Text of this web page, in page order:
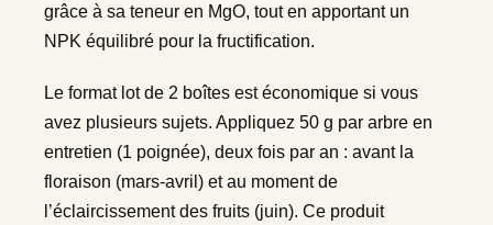
grâce à sa teneur en MgO, tout en apportant un
NPK équilibré pour la fructification.
Le format lot de 2 boîtes est économique si vous
avez plusieurs sujets. Appliquez 50 g par arbre en
entretien (1 poignée), deux fois par an : avant la
floraison (mars-avril) et au moment de
l’éclaircissement des fruits (juin). Ce produit